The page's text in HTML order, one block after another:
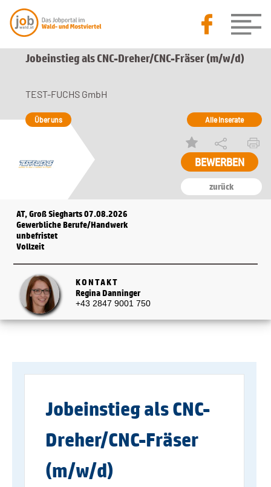
Jobeinstieg als CNC-Dreher/CNC-Fräser (m/w/d)
zurück
TEST-FUCHS GmbH
Über uns Alle Inserate
AT, Groß Siegharts 07.08.2026
Gewerbliche Berufe/Handwerk
unbefristet
Vollzeit
KONTAKT
Regina Danninger
+43 2847 9001 750
Jobeinstieg als CNC-
Dreher/CNC-Fräser
(m/w/d)